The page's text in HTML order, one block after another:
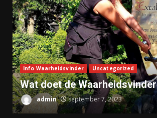
Info Waarheidsvinder Uncategorized
Wat doet de Waarheidsvinder
admin september 7, 2023